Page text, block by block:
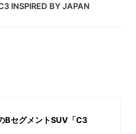
INSPIRED BY JAPAN
BセグメントSUV「C3